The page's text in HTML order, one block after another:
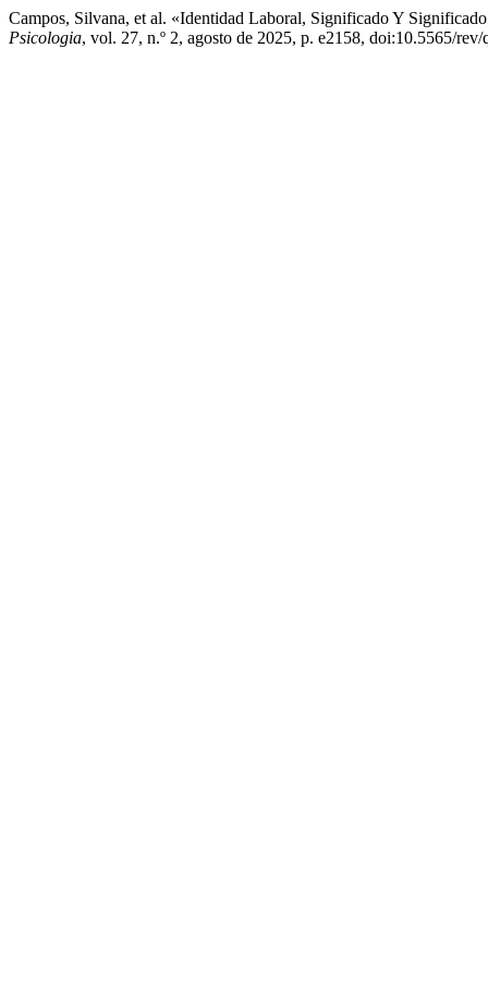
Campos, Silvana, et al. «Identidad Laboral, Significado Y
Psicologia, vol. 27, n.º 2, agosto de 2025, p. e2158, doi:10.5565/